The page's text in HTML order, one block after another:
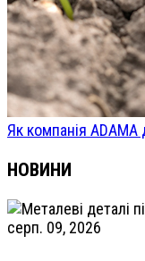
Як компанія
НОВИНИ
серп. 09, 2026